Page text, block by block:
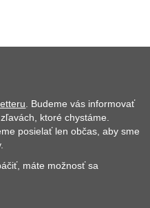
. Budeme vás informovať
ktoré chystáme.
posielať len občas, aby sme
máte možnosť sa